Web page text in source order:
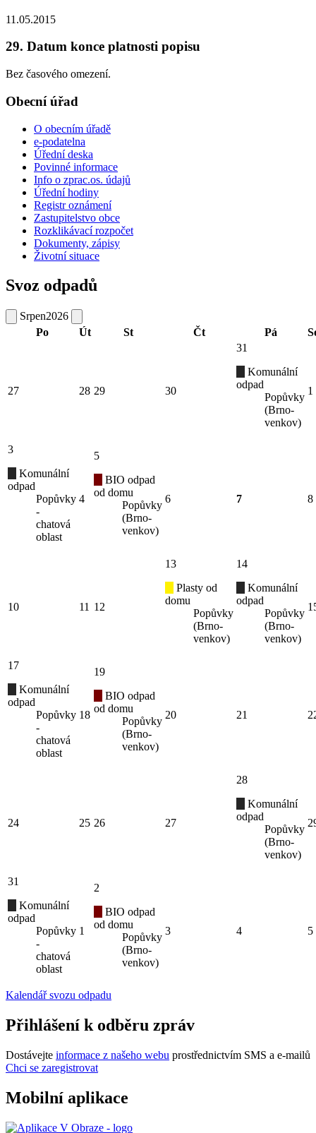
11.05.2015
29. Datum konce platnosti popisu
Bez časového omezení.
Obecní úřad
O obecním úřadě
e-podatelna
Úřední deska
Povinné informace
Info o zprac.os. údajů
Úřední hodiny
Registr oznámení
Zastupitelstvo obce
Rozklikávací rozpočet
Dokumenty, zápisy
Životní situace
Svoz odpadů
Srpen2026
Po
Út St Čt Pá
27 28 29 30
31
Komunální
odpad
Popůvky
(Brno-
venkov)
1
3
Komunální
odpad
Popůvky
-
chatová
oblast
4
5
BIO odpad
od domu
Popůvky
(Brno-
venkov)
6 7 8
10 11 12
13
Plasty od
domu
Popůvky
(Brno-
venkov)
14
Komunální
odpad
Popůvky
(Brno-
venkov)
17
Komunální
odpad
Popůvky
-
chatová
oblast
18
19
BIO odpad
od domu
Popůvky
(Brno-
venkov)
20 21
24 25 26 27
28
Komunální
odpad
Popůvky
(Brno-
venkov)
31
Komunální
odpad
Popůvky
-
chatová
oblast
1
2
BIO odpad
od domu
Popůvky
(Brno-
venkov)
3 4 5
Kalendář svozu odpadu
Přihlášení k odběru zpráv
Dostávejte informace z našeho webu prostřednictvím SMS a e-mailů
Chci se zaregistrovat
Mobilní aplikace